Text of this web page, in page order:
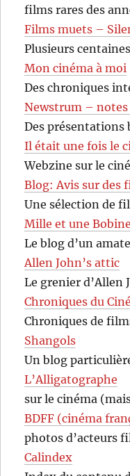
films rares des
Films muets –
Plusieurs
Mon cinéma à moi
Des chroniques
Newstrum – notes
Des présentations
Il était une fois le
Webzine sur le
Blog: Avis sur des
Une sélection de
Mille et une
Le blog d’un
Allen John’s attic
Le grenier d’Allen
Chroniques du
Chroniques de
Shangols
Un blog
L’Alligatographe
sur le cinéma
BDFF (cinéma
photos d’acteurs
Calindex